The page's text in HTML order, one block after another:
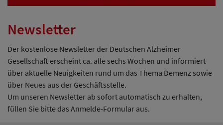
Newsletter
Der kostenlose Newsletter der Deutschen Alzheimer
Gesellschaft erscheint ca. alle sechs Wochen und informiert
über aktuelle Neuigkeiten rund um das Thema Demenz sowie
über Neues aus der Geschäftsstelle.
Um unseren Newsletter ab sofort automatisch zu erhalten,
füllen Sie bitte das Anmelde-Formular aus.